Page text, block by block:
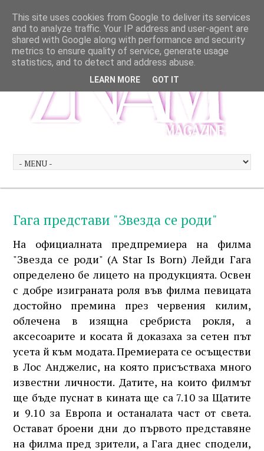
Гага представи "Звезда се роди"
На официалната предпремиера на филма
"Звезда се роди" (A Star Is Born) Лейди Гага
определено бе лицето на продукцията. Освен
с добре изиграната роля във филма певицата
достойно премина през червения килим,
облечена в изящна сребриста рокля, а
аксесоарите и косата й доказаха за сетен път
усета й към модата. Премиерата се осъществи
в Лос Анджелис, на която присъстваха много
известни личности. Датите, на които филмът
ще бъде пуснат в кината ще са 7.10 за Щатите
и 9.10 за Европа и останалата част от света.
Остават броени дни до първото представяне
на филма пред зрители, а Гага днес сподели,
This site uses cookies from Google to deliver its services
and to analyze traffic. Your IP address and user-agent are
shared with Google along with performance and security
metrics to ensure quality of service, generate usage
statistics, and to detect and address abuse.
LEARN MORE GOT IT